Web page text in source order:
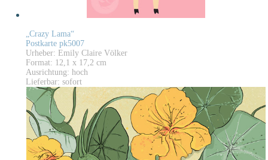
„Crazy Lama“
Postkarte pk5007
Urheber: Emily Claire Völker
Format: 12,1 x 17,2 cm
Ausrichtung: hoch
Lieferbar: sofort